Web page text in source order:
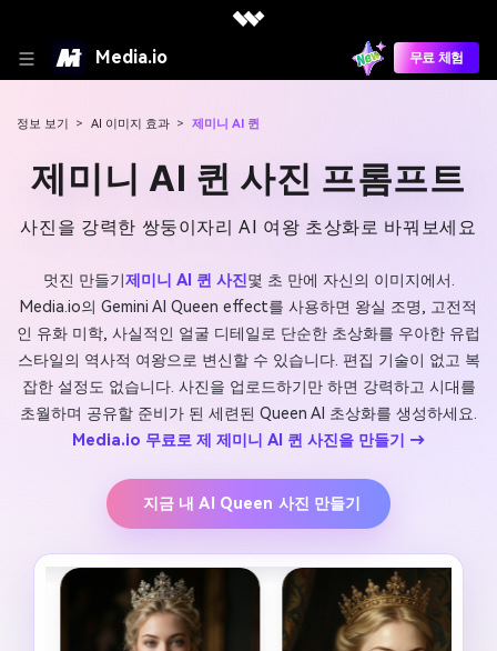
Media.io 무료 체험
정보 보기 > AI 이미지 효과 > 제미니 AI 퀸
제미니 AI 퀸 사진 프롬프트
사진을 강력한 쌍둥이자리 AI 여왕 초상화로 바꿔보세요
멋진 만들기제미니 AI 퀸 사진몇 초 만에 자신의 이미지에서.
Media.io의 Gemini AI Queen effect를 사용하면 왕실 조명, 고전적
인 유화 미학, 사실적인 얼굴 디테일로 단순한 초상화를 우아한 유럽
스타일의 역사적 여왕으로 변신할 수 있습니다. 편집 기술이 없고 복
잡한 설정도 없습니다. 사진을 업로드하기만 하면 강력하고 시대를
초월하며 공유할 준비가 된 세련된 Queen AI 초상화를 생성하세요.
Media.io 무료로 제 제미니 AI 퀸 사진을 만들기 →
지금 내 AI Queen 사진 만들기